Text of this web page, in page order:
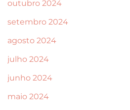
outubro 2024
setembro 2024
agosto 2024
julho 2024
junho 2024
maio 2024